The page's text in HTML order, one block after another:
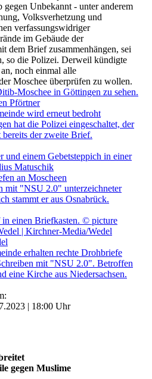
Unbekannt - unter anderem
Volksverhetzung und
verfassungswidriger
im Gebäude der
dem Brief zusammenhängen, sei
so die Polizei. Derweil kündigte
noch einmal alle
Moschee überprüfen zu wollen.
Moschee in Göttingen zu sehen.
Pförtner
wird erneut bedroht
hat die Polizei eingeschaltet, der
bereits der zweite Brief.
und einem Gebetsteppich in einer
Matuschik
an Moscheen
mit "NSU 2.0" unterzeichneter
stammt er aus Osnabrück.
einen Briefkasten. © picture
| Kirchner-Media/Wedel
erhalten rechte Drohbriefe
mit "NSU 2.0". Betroffen
eine Kirche aus Niedersachsen.
| 18:00 Uhr
gegen Muslime